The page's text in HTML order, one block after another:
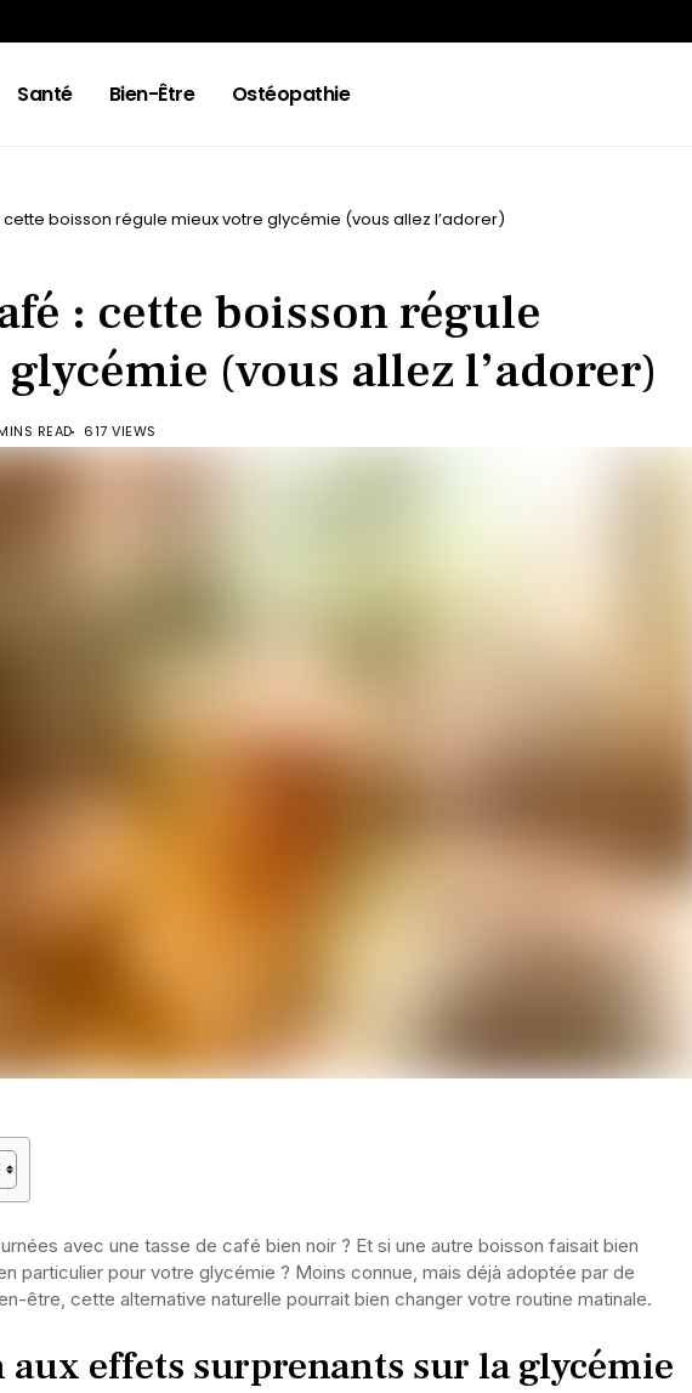
Santé Bien-Être Ostéopathie
boisson régule mieux votre glycémie (vous allez l’adorer)
: cette boisson régule
(vous allez l’adorer)
READ 617 VIEWS
avec une tasse de café bien noir ? Et si une autre boisson faisait bien
particulier pour votre glycémie ? Moins connue, mais déjà adoptée par de
être, cette alternative naturelle pourrait bien changer votre routine matinale.
aux effets surprenants sur la glycémie